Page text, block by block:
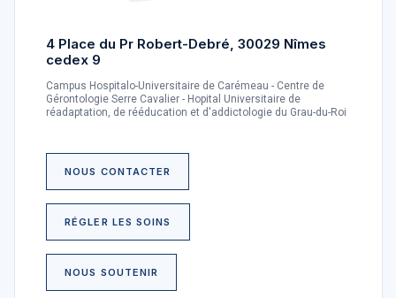
4 Place du Pr Robert-Debré, 30029 Nîmes
cedex 9
Campus Hospitalo-Universitaire de Carémeau - Centre de
Gérontologie Serre Cavalier - Hopital Universitaire de
réadaptation, de rééducation et d'addictologie du Grau-du-Roi
NOUS CONTACTER
RÉGLER LES SOINS
NOUS SOUTENIR